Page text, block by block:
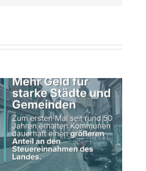
Land fördert kommunale
Straßeninfrastruktur